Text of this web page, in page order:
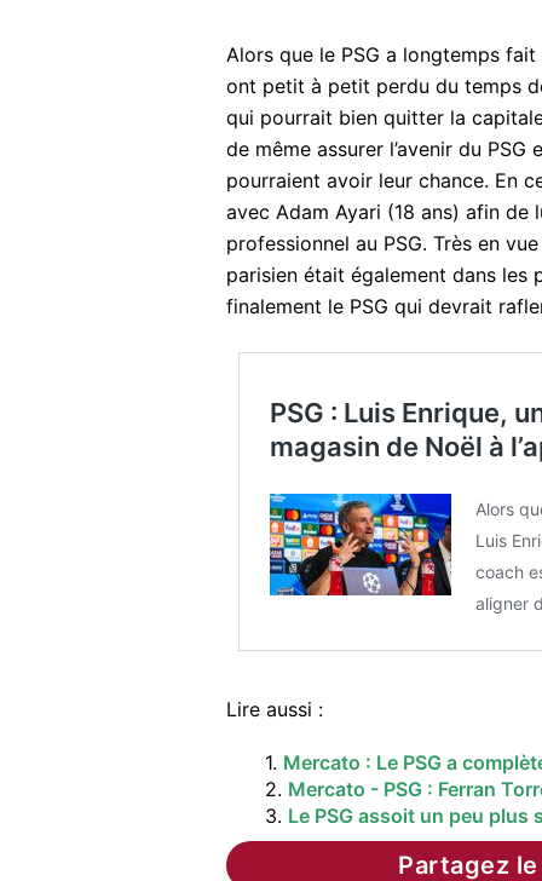
Alors que le PSG a longtemps
ont petit à petit perdu du temps
qui pourrait bien quitter la
de même assurer l’avenir du
pourraient avoir leur chance. En
avec Adam Ayari (18 ans) afin
professionnel au PSG. Très en
parisien était également dans les
finalement le PSG qui devrait
PSG : Luis Enrique,
magasin de Noël à
Alors
Luis
coach
aligner
Lire aussi :
1. Mercato : Le PSG a
2. Mercato - PSG : Ferran
3. Le PSG assoit un peu plus
Partagez